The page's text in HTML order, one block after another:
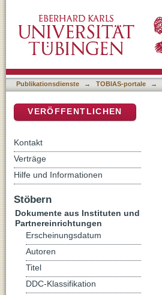
Publikationsdienste → TOBIAS-portale →
VERÖFFENTLICHEN
Kontakt
Verträge
Hilfe und Informationen
Stöbern
Dokumente aus Instituten und
Partnereinrichtungen
Erscheinungsdatum
Autoren
Titel
DDC-Klassifikation